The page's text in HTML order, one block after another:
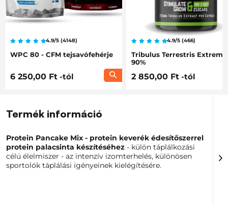
WPC 80 - CFM tejsavófehérje
4.9/5 (4148)
6 250,00 Ft -tól
Tribulus Terrestris Extreme
90%
4.9/5 (466)
2 850,00 Ft -tól
Termék információ
Protein Pancake Mix - protein keverék édesítőszerrel
protein palacsinta készítéséhez - külön táplálkozási
célú élelmiszer - az intenzív izomterhelés, különösen
sportolók táplálási igényeinek kielégítésére.